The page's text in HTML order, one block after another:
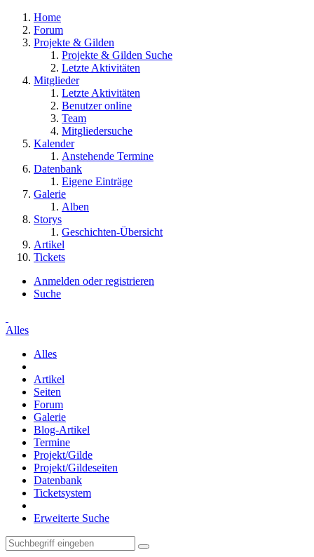
Home
Forum
Projekte & Gilden
Projekte & Gilden Suche
Letzte Aktivitäten
Mitglieder
Letzte Aktivitäten
Benutzer online
Team
Mitgliedersuche
Kalender
Anstehende Termine
Datenbank
Eigene Einträge
Galerie
Alben
Storys
Geschichten-Übersicht
Artikel
Tickets
Anmelden oder registrieren
Suche
Alles
Alles
Artikel
Seiten
Forum
Galerie
Blog-Artikel
Termine
Projekt/Gilde
Projekt/Gildeseiten
Datenbank
Ticketsystem
Erweiterte Suche